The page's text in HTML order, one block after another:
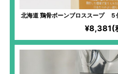
北海道 鶏骨ボーンブロススープ ５
した味わい 澄み渡るよ
¥8,381(